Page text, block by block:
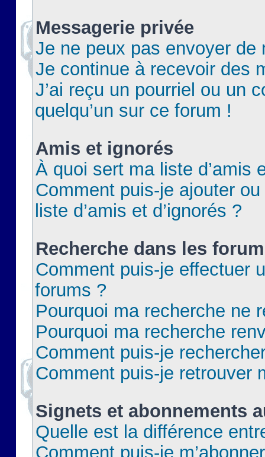
Messagerie privée
Je ne peux pas envoyer de
Je continue à recevoir des
J’ai reçu un pourriel ou un
quelqu’un sur ce forum !
Amis et ignorés
À quoi sert ma liste d’amis
Comment puis-je ajouter
liste d’amis et d’ignorés ?
Recherche dans les
Comment puis-je effectuer
forums ?
Pourquoi ma recherche ne
Pourquoi ma recherche
Comment puis-je
Comment puis-je retrouver
Signets et abonnements
Quelle est la différence
Comment puis-je